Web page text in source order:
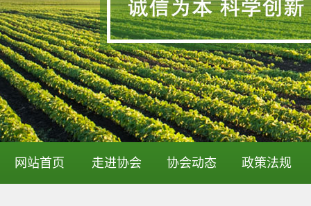
网站首页 走进协会 协会动态 政策法规